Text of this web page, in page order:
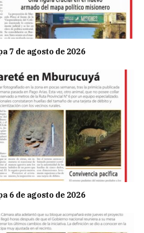
7 de agosto de 2026
6 de agosto de 2026